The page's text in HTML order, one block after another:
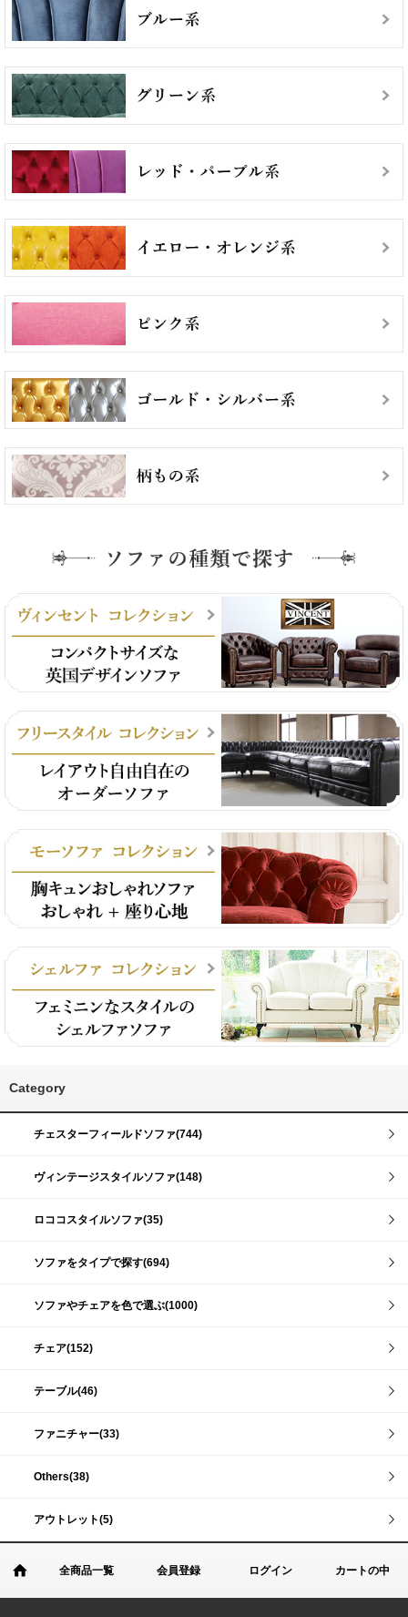
Category
チェスターフィールドソファ(744)
ヴィンテージスタイルソファ(148)
ロココスタイルソファ(35)
ソファをタイプで探す(694)
ソファやチェアを色で選ぶ(1000)
チェア(152)
テーブル(46)
ファニチャー(33)
Others(38)
アウトレット(5)
全商品一覧 会員登録 ログイン カートの中